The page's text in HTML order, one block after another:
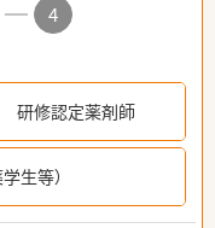
4
研修認定薬剤師
生等）